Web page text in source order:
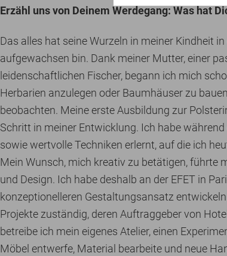
Erzähl uns von Deinem Werdegang: Was hat
Das alles hat seine Wurzeln in meiner Kindheit
aufgewachsen bin. Dank meiner Mutter, einer
leidenschaftlichen Fischer, begann ich mich
Herbarien anzulegen oder Baumhäuser zu
beobachten. Meine erste Ausbildung zur
Schritt in meiner Entwicklung. Ich habe
sowie wertvolle Techniken erlernt, auf die ich
Mein Wunsch, mich kreativ zu betätigen, führte
und Design. Ich habe deshalb an der EFET in
konzeptionelleren Gestaltungsansatz
Projekte zuständig, deren Auftraggeber von
betreibe ich mein eigenes Atelier, einen
Möbel entwerfe, Material bearbeite und neue